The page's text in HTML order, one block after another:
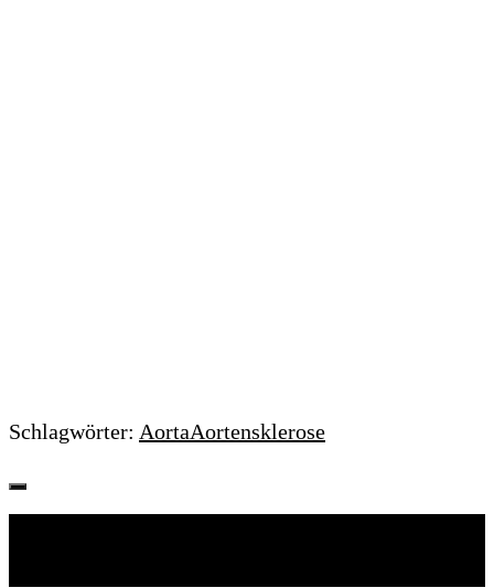
Schlagwörter: AortaAortensklerose